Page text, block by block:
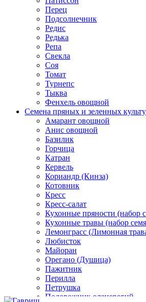
Перец
Подсолнечник
Редис
Редька
Репа
Свекла
Соя
Томат
Турнепс
Тыква
Фенхель овощной
Семена пряных и зеленных
Амарант овощной
Анис овощной
Базилик
Горчица
Катран
Кервель
Кориандр (Кинза)
Котовник
Кресс
Кресс-салат
Кухонные пряности (набор
Кухонные травы (набор
Лемонграсс (Лимонная
Любисток
Майоран
Орегано (Душица)
Пажитник
Перилла
Петрушка
Подорожник оленерогий